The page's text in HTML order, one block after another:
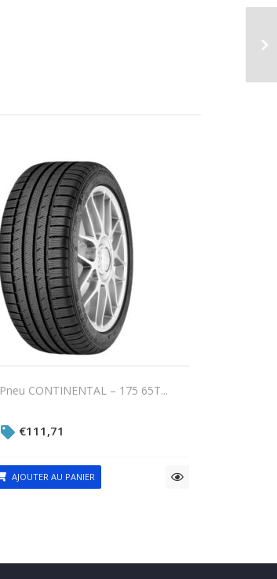
Pneu CONTINENTAL – 175 65T...
€111,71
AJOUTER AU PANIER